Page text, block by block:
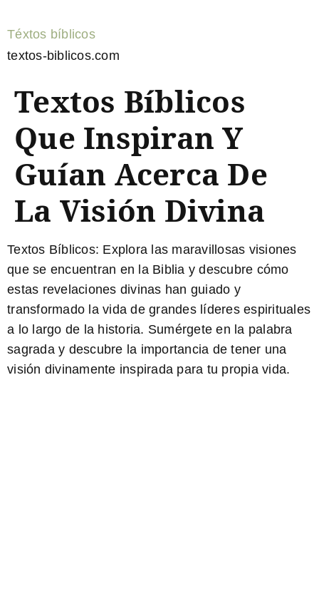
Téxtos bíblicos
textos-biblicos.com
Textos Bíblicos
Que Inspiran Y
Guían Acerca De
La Visión Divina
Textos Bíblicos: Explora las maravillosas visiones
que se encuentran en la Biblia y descubre cómo
estas revelaciones divinas han guiado y
transformado la vida de grandes líderes espirituales
a lo largo de la historia. Sumérgete en la palabra
sagrada y descubre la importancia de tener una
visión divinamente inspirada para tu propia vida.